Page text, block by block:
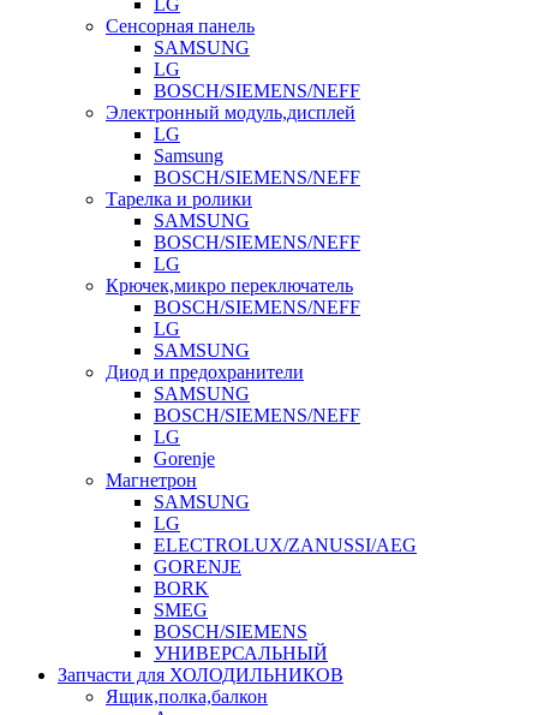
LG
Сенсорная панель
SAMSUNG
LG
BOSCH/SIEMENS/NEFF
Электронный модуль,дисплей
LG
Samsung
BOSCH/SIEMENS/NEFF
Тарелка и ролики
SAMSUNG
BOSCH/SIEMENS/NEFF
LG
Крючек,микро переключатель
BOSCH/SIEMENS/NEFF
LG
SAMSUNG
Диод и предохранители
SAMSUNG
BOSCH/SIEMENS/NEFF
LG
Gorenje
Магнетрон
SAMSUNG
LG
ELECTROLUX/ZANUSSI/AEG
GORENJE
BORK
SMEG
BOSCH/SIEMENS
УНИВЕРСАЛЬНЫЙ
Запчасти для ХОЛОДИЛЬНИКОВ
Ящик,полка,балкон